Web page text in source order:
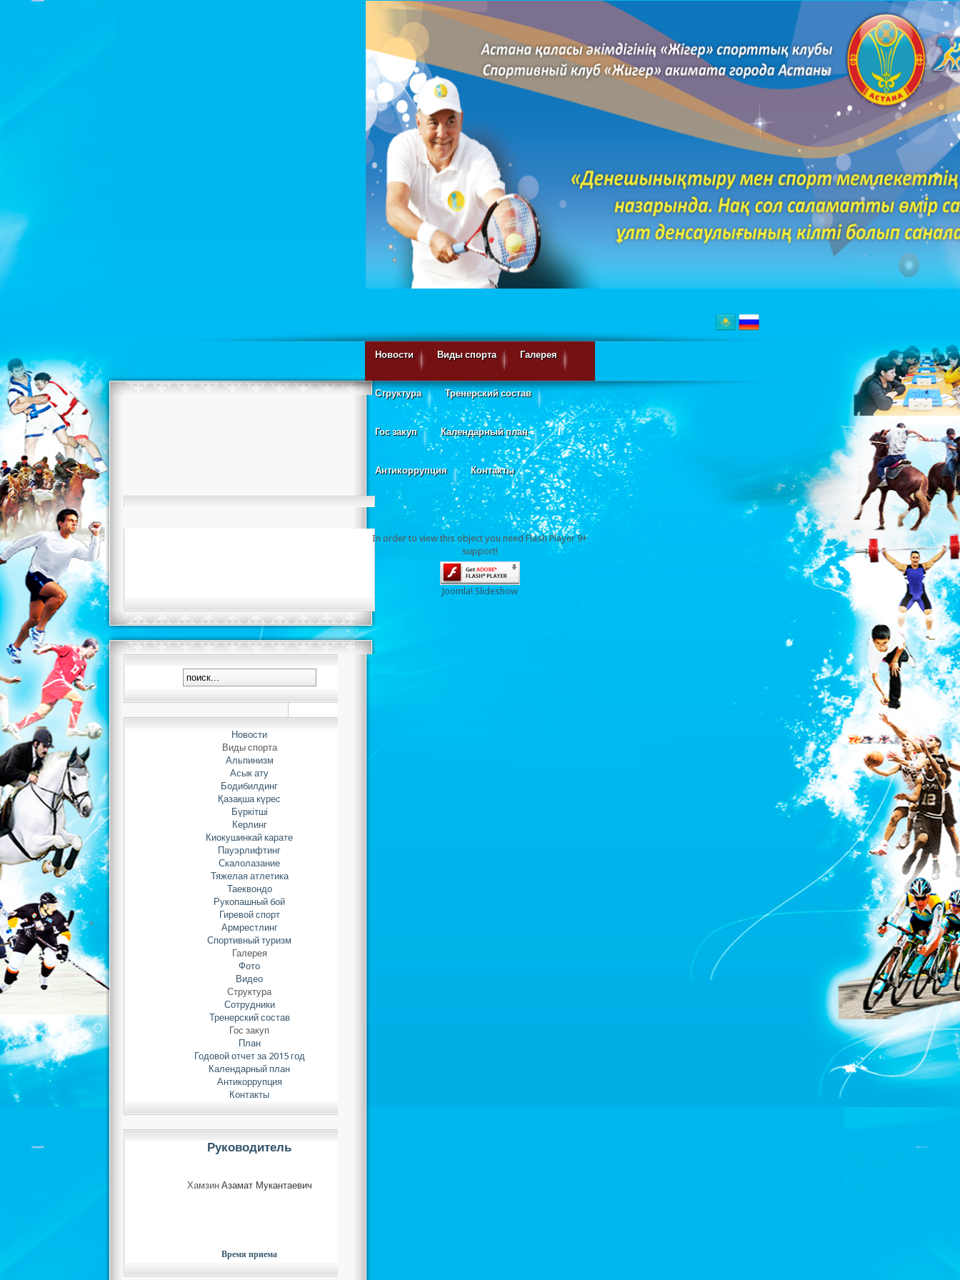
Новости Виды спорта Галерея
Структура Тренерский состав
Гос закуп Календарный план
Антикоррупция Контакты
In order to view this object you need Flash Player 9+
support!
Joomla! Slideshow
Республиканский Турнир по
Новости
Виды спорта
Альпинизм
Асык ату
Бодибилдинг
Қазақша күрес
Бүркітші
Керлинг
Киокушинкай карате
Пауэрлифтинг
Скалолазание
Тяжелая атлетика
Таеквондо
Рукопашный бой
Гиревой спорт
Армрестлинг
Спортивный туризм
Галерея
Фото
Видео
Структура
Сотрудники
Тренерский состав
Гос закуп
План
Годовой отчет за 2015 год
Календарный план
Антикоррупция
Контакты
Руководитель
Хамзин Азамат Мукантаевич
Время приема